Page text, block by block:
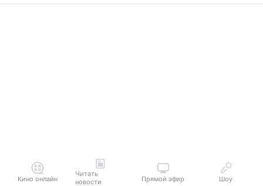
Кино онлайн
Читать
новости
Прямой эфир Шоу